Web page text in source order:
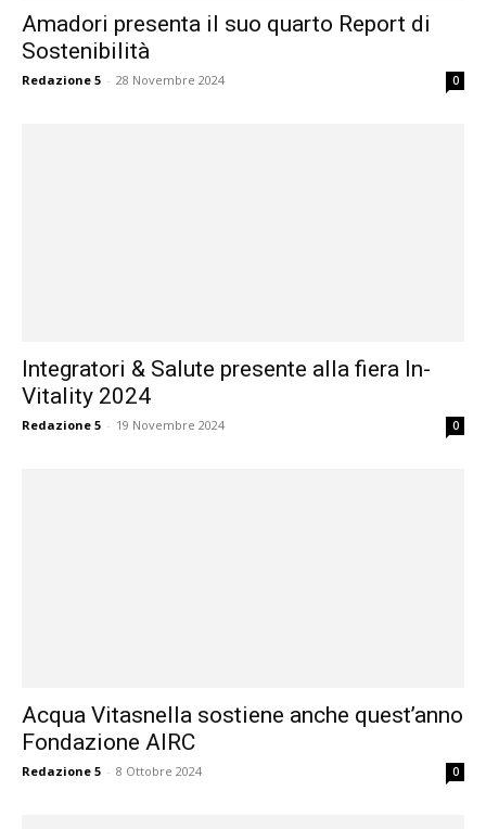
Amadori presenta il suo quarto Report di
Sostenibilità
Redazione 5 - 28 Novembre 2024 0
Integratori & Salute presente alla fiera In-
Vitality 2024
Redazione 5 - 19 Novembre 2024 0
Acqua Vitasnella sostiene anche quest’anno
Fondazione AIRC
Redazione 5 - 8 Ottobre 2024 0